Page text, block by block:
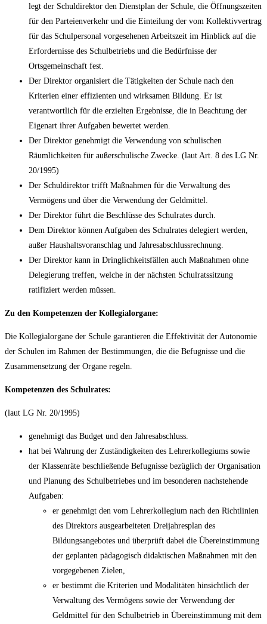
legt der Schuldirektor den Dienstplan der Schule, die Öffnungszeiten
für den Parteienverkehr und die Einteilung der vom Kollektivvertrag
für das Schulpersonal vorgesehenen Arbeitszeit im Hinblick auf die
Erfordernisse des Schulbetriebs und die Bedürfnisse der
Ortsgemeinschaft fest.
Der Direktor organisiert die Tätigkeiten der Schule nach den
Kriterien einer effizienten und wirksamen Bildung. Er ist
verantwortlich für die erzielten Ergebnisse, die in Beachtung der
Eigenart ihrer Aufgaben bewertet werden.
Der Direktor genehmigt die Verwendung von schulischen
Räumlichkeiten für außerschulische Zwecke. (laut Art. 8 des LG Nr.
20/1995)
Der Schuldirektor trifft Maßnahmen für die Verwaltung des
Vermögens und über die Verwendung der Geldmittel.
Der Direktor führt die Beschlüsse des Schulrates durch.
Dem Direktor können Aufgaben des Schulrates delegiert werden,
außer Haushaltsvoranschlag und Jahresabschlussrechnung.
Der Direktor kann in Dringlichkeitsfällen auch Maßnahmen ohne
Delegierung treffen, welche in der nächsten Schulratssitzung
ratifiziert werden müssen.
Zu den Kompetenzen der Kollegialorgane:
Die Kollegialorgane der Schule garantieren die Effektivität der Autonomie
der Schulen im Rahmen der Bestimmungen, die die Befugnisse und die
Zusammensetzung der Organe regeln.
Kompetenzen des Schulrates:
(laut LG Nr. 20/1995)
genehmigt das Budget und den Jahresabschluss.
hat bei Wahrung der Zuständigkeiten des Lehrerkollegiums sowie
der Klassenräte beschließende Befugnisse bezüglich der Organisation
und Planung des Schulbetriebes und im besonderen nachstehende
Aufgaben:
er genehmigt den vom Lehrerkollegium nach den Richtlinien
des Direktors ausgearbeiteten Dreijahresplan des
Bildungsangebotes und überprüft dabei die Übereinstimmung
der geplanten pädagogisch didaktischen Maßnahmen mit den
vorgegebenen Zielen,
er bestimmt die Kriterien und Modalitäten hinsichtlich der
Verwaltung des Vermögens sowie der Verwendung der
Geldmittel für den Schulbetrieb in Übereinstimmung mit dem